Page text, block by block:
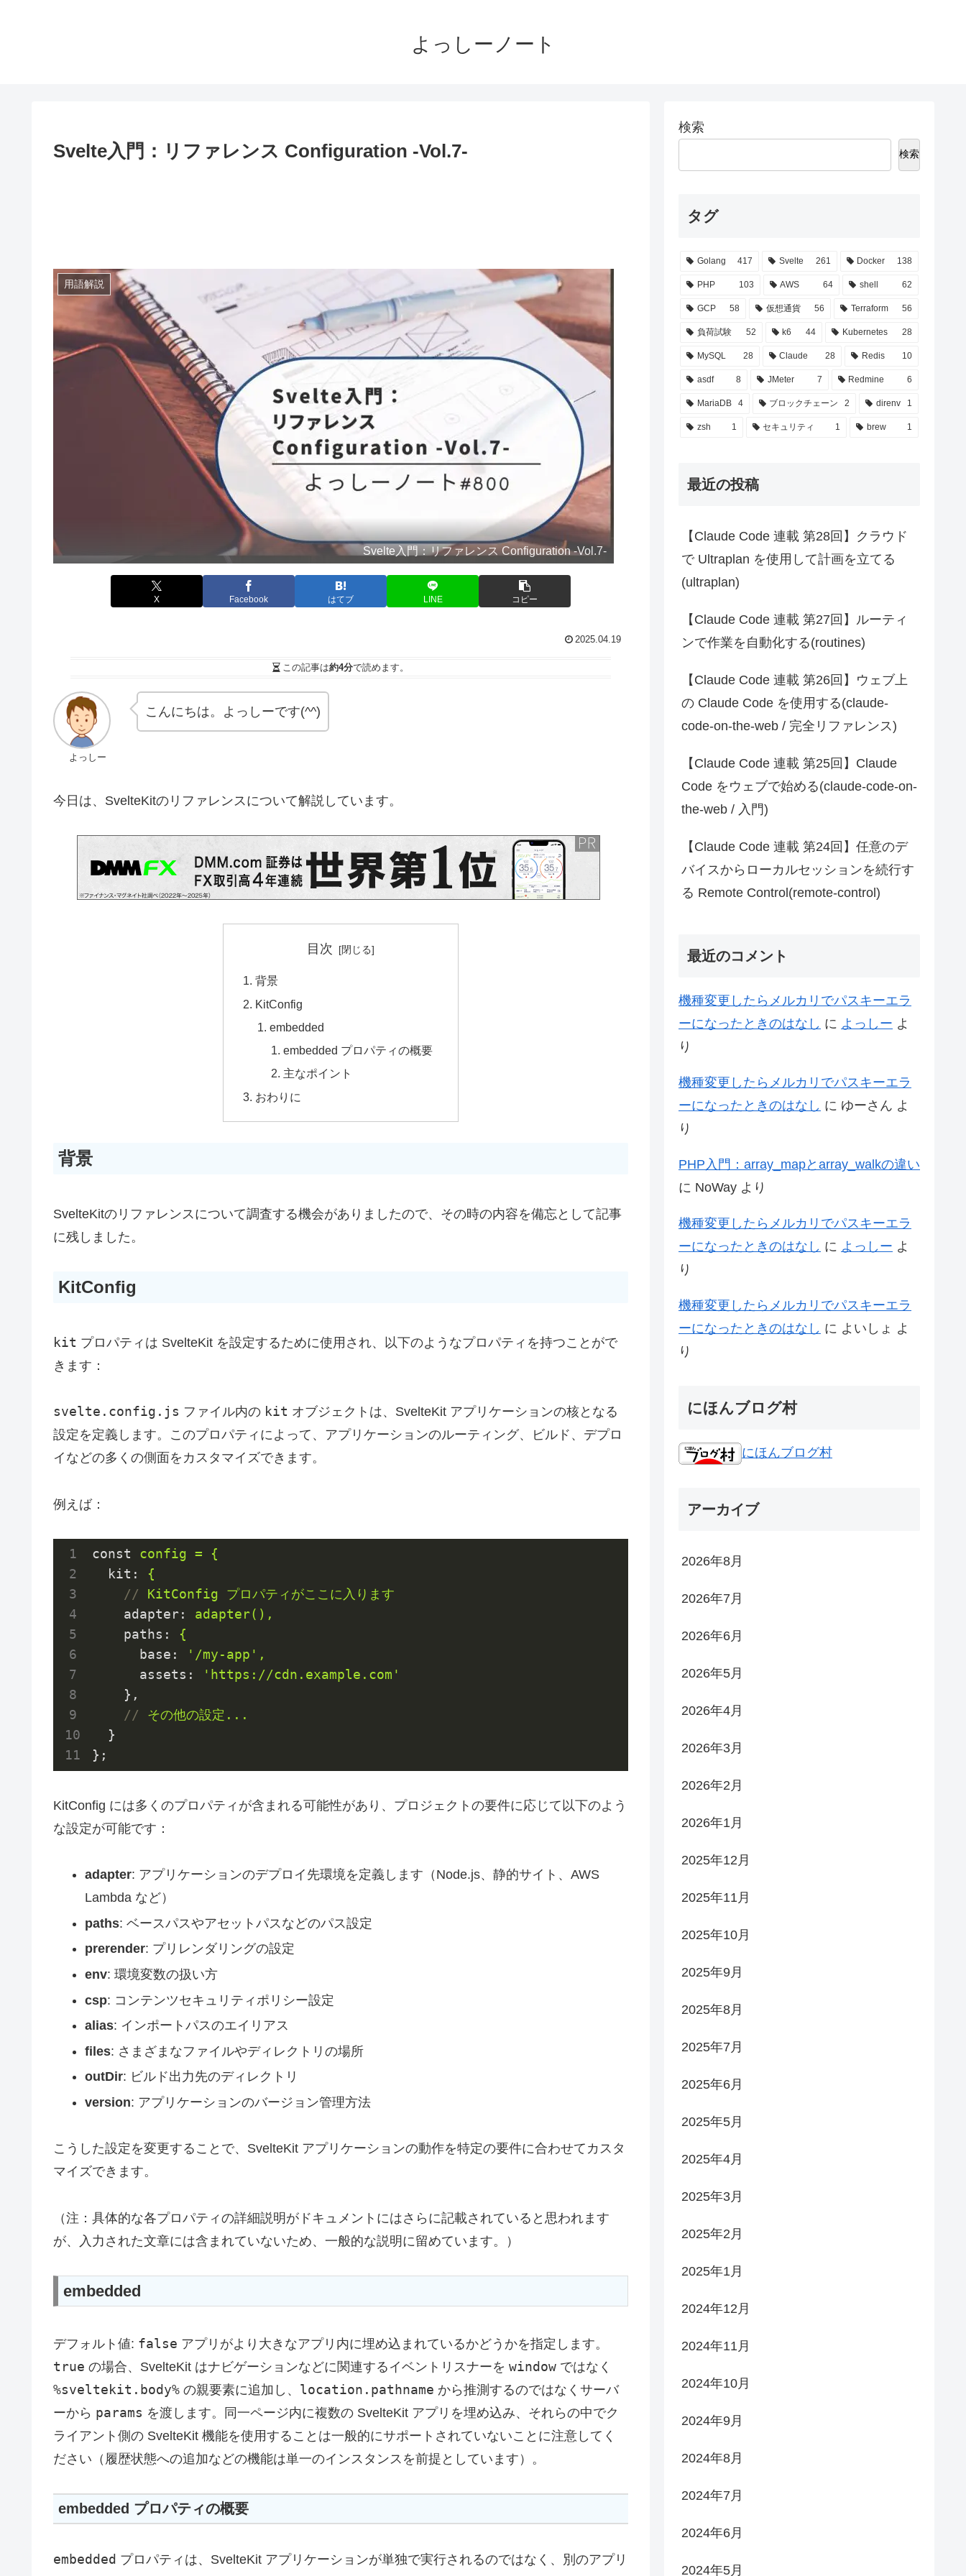
よっしーノート
Svelte入門：リファレンス Configuration -Vol.7-
用語解説
Svelte入門：リファレンス Configuration -Vol.7-
X Facebook はてブ LINE コピー
2025.04.19
この記事は約4分で読めます。
よっしー
こんにちは。よっしーです(^^)
今日は、SvelteKitのリファレンスについて解説しています。
目次
背景
KitConfig
embedded
embedded プロパティの概要
主なポイント
おわりに
背景
SvelteKitのリファレンスについて調査する機会がありましたので、その時の内容を備忘として記事
に残しました。
KitConfig
kit プロパティは SvelteKit を設定するために使用され、以下のようなプロパティを持つことがで
きます：
svelte.config.js ファイル内の kit オブジェクトは、SvelteKit アプリケーションの核となる
設定を定義します。このプロパティによって、アプリケーションのルーティング、ビルド、デプロ
イなどの多くの側面をカスタマイズできます。
例えば：
const
config = {
kit : {
//
KitConfig プロパティがここに入ります
adapter: adapter(),
paths : {
base :
'/my-app',
assets :
'https://cdn.example.com'
},
//
その他の設定...
}
};
KitConfig には多くのプロパティが含まれる可能性があり、プロジェクトの要件に応じて以下のよう
な設定が可能です：
adapter: アプリケーションのデプロイ先環境を定義します（Node.js、静的サイト、AWS
Lambda など）
paths: ベースパスやアセットパスなどのパス設定
prerender: プリレンダリングの設定
env: 環境変数の扱い方
csp: コンテンツセキュリティポリシー設定
alias: インポートパスのエイリアス
files: さまざまなファイルやディレクトリの場所
outDir: ビルド出力先のディレクトリ
version: アプリケーションのバージョン管理方法
こうした設定を変更することで、SvelteKit アプリケーションの動作を特定の要件に合わせてカスタ
マイズできます。
（注：具体的な各プロパティの詳細説明がドキュメントにはさらに記載されていると思われます
が、入力された文章には含まれていないため、一般的な説明に留めています。）
embedded
デフォルト値: false アプリがより大きなアプリ内に埋め込まれているかどうかを指定します。
true の場合、SvelteKit はナビゲーションなどに関連するイベントリスナーを window ではなく
%sveltekit.body% の親要素に追加し、 location.pathname から推測するのではなくサーバ
ーから params を渡します。同一ページ内に複数の SvelteKit アプリを埋め込み、それらの中でク
ライアント側の SvelteKit 機能を使用することは一般的にサポートされていないことに注意してく
ださい（履歴状態への追加などの機能は単一のインスタンスを前提としています）。
embedded プロパティの概要
embedded プロパティは、SvelteKit アプリケーションが単独で実行されるのではなく、別のアプリ
検索
検索
タグ
Golang 417 Svelte 261 Docker 138
PHP 103 AWS 64 shell 62
GCP 58 仮想通貨 56 Terraform 56
負荷試験 52 k6 44 Kubernetes 28
MySQL 28 Claude 28 Redis 10
asdf 8 JMeter 7 Redmine 6
MariaDB 4 ブロックチェーン 2 direnv 1
zsh 1 セキュリティ 1 brew 1
最近の投稿
【Claude Code 連載 第28回】クラウド
で Ultraplan を使用して計画を立てる
(ultraplan)
【Claude Code 連載 第27回】ルーティ
ンで作業を自動化する(routines)
【Claude Code 連載 第26回】ウェブ上
の Claude Code を使用する(claude-
code-on-the-web / 完全リファレンス)
【Claude Code 連載 第25回】Claude
Code をウェブで始める(claude-code-on-
the-web / 入門)
【Claude Code 連載 第24回】任意のデ
バイスからローカルセッションを続行す
る Remote Control(remote-control)
最近のコメント
機種変更したらメルカリでパスキーエラ
ーになったときのはなし に よっしー よ
り
機種変更したらメルカリでパスキーエラ
ーになったときのはなし に ゆーさん よ
り
PHP入門：array_mapとarray_walkの違い
に NoWay より
機種変更したらメルカリでパスキーエラ
ーになったときのはなし に よっしー よ
り
機種変更したらメルカリでパスキーエラ
ーになったときのはなし に よいしょ よ
り
にほんブログ村
にほんブログ村
アーカイブ
2026年8月
2026年7月
2026年6月
2026年5月
2026年4月
2026年3月
2026年2月
2026年1月
2025年12月
2025年11月
2025年10月
2025年9月
2025年8月
2025年7月
2025年6月
2025年5月
2025年4月
2025年3月
2025年2月
2025年1月
2024年12月
2024年11月
2024年10月
2024年9月
2024年8月
2024年7月
2024年6月
2024年5月